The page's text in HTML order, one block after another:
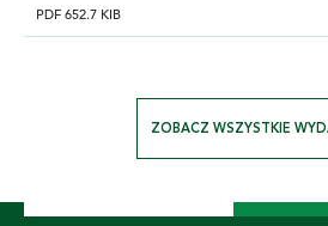
PDF 652.7 KIB
ZOBACZ WSZYSTKIE